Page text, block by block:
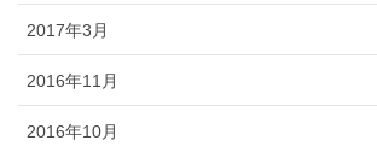
2017年3月
2016年11月
2016年10月